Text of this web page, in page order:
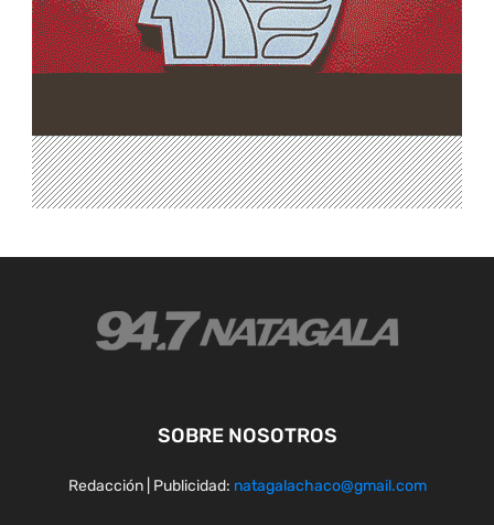
SOBRE NOSOTROS
Redacción | Publicidad: natagalachaco@gmail.com